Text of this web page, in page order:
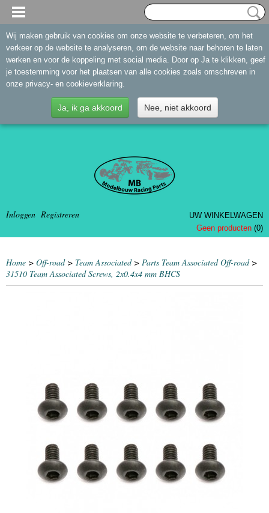
Inloggen Registreren
UW WINKELWAGEN
Geen producten (0)
Home > Off-road> Team Associated> Parts Team Associated Off-road>
31510 Team Associated Screws, 2x0.4x4 mm BHCS
Wij maken gebruik van cookies om onze website te verbeteren, om het
verkeer op de website te analyseren, om de website naar behoren te laten
werken en voor de koppeling met social media. Door op Ja te klikken, geef
je toestemming voor het plaatsen van alle cookies zoals omschreven in
onze privacy- en cookieverklaring.
Ja, ik ga akkoord Nee, niet akkoord